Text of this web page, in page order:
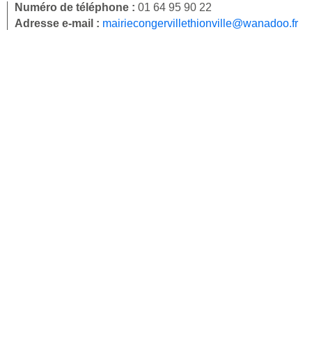
Numéro de téléphone : 01 64 95 90 22
Adresse e-mail : mairiecongervillethionville@wanadoo.fr